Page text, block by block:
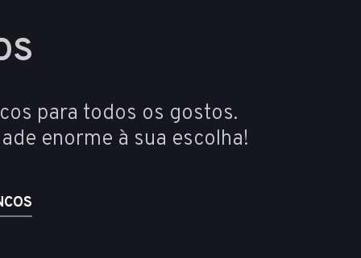
para todos os gostos.
enorme à sua escolha!